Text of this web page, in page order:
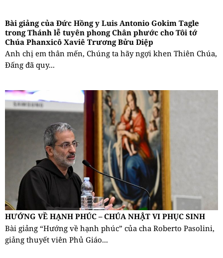
Bài giảng của Đức Hồng y Luis Antonio Gokim Tagle
trong Thánh lễ tuyên phong Chân phước cho Tôi tớ
Chúa Phanxicô Xaviê Trương Bửu Diệp
Anh chị em thân mến, Chúng ta hãy ngợi khen Thiên Chúa,
Đấng đã quy...
HƯỚNG VỀ HẠNH PHÚC – CHÚA NHẬT VI PHỤC SINH
Bài giảng “Hướng về hạnh phúc” của cha Roberto Pasolini,
giảng thuyết viên Phủ Giáo...